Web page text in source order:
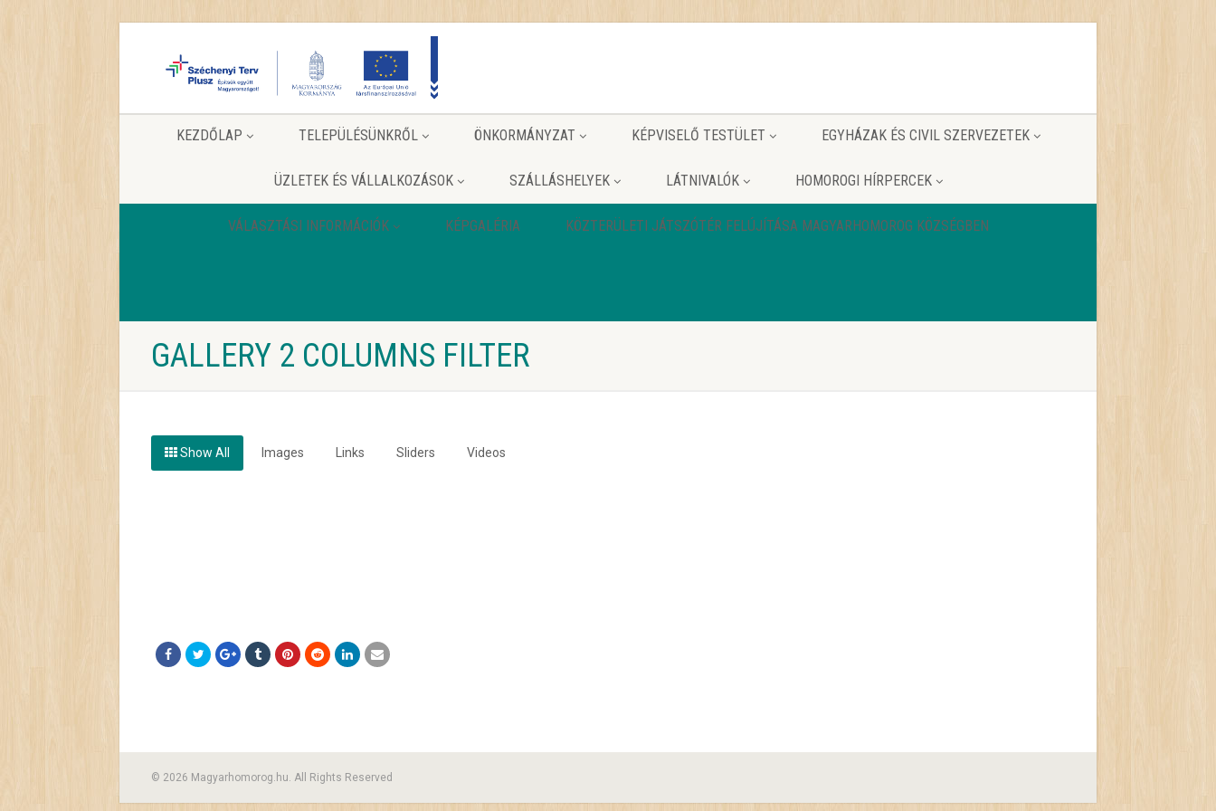
KEZDŐLAP TELEPÜLÉSÜNKRŐL ÖNKORMÁNYZAT KÉPVISELŐ TESTÜLET EGYHÁZAK ÉS CIVIL SZERVEZETEK
ÜZLETEK ÉS VÁLLALKOZÁSOK SZÁLLÁSHELYEK LÁTNIVALÓK HOMOROGI HÍRPERCEK
VÁLASZTÁSI INFORMÁCIÓK KÉPGALÉRIA KÖZTERÜLETI JÁTSZÓTÉR FELÚJÍTÁSA MAGYARHOMOROG KÖZSÉGBEN
GALLERY 2 COLUMNS FILTER
Show All Images Links Sliders Videos
© 2026 Magyarhomorog.hu. All Rights Reserved